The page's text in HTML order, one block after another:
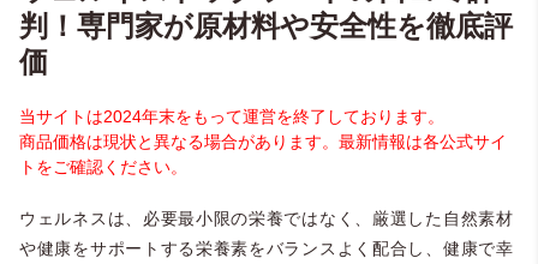
判！専門家が原材料や安全性を徹底評
価
当サイトは2024年末をもって運営を終了しております。
商品価格は現状と異なる場合があります。最新情報は各公式サイ
トをご確認ください。
ウェルネスは、必要最小限の栄養ではなく、厳選した自然素材
や健康をサポートする栄養素をバランスよく配合し、健康で幸